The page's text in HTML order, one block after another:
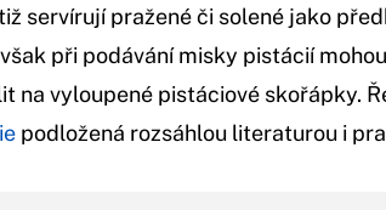
servírují pražené či solené jako
při podávání misky pistácií
na vyloupené pistáciové skořápky.
podložená rozsáhlou literaturou i